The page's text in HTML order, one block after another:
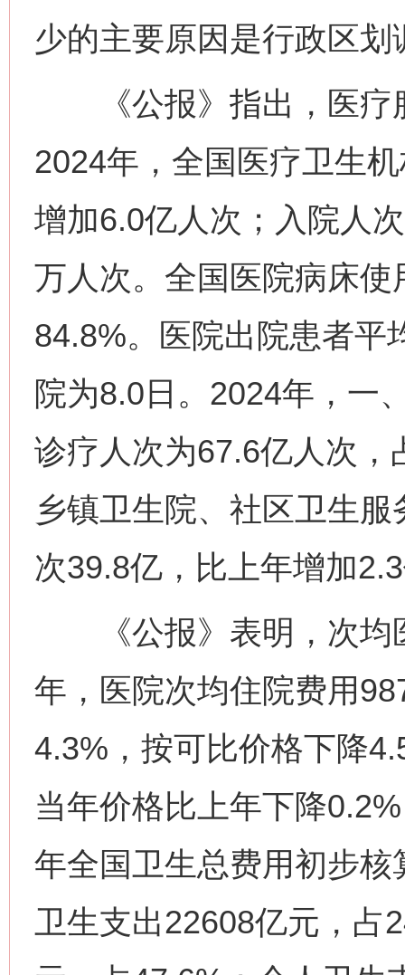
少的主要原因是行政区
《公报》指出，医疗
2024年，全国医疗卫生
增加6.0亿人次；入院人
万人次。全国医院病床
84.8%。医院出院患者平
院为8.0日。2024年，一
诊疗人次为67.6亿人次
乡镇卫生院、社区卫生
次39.8亿，比上年增加
《公报》表明，次均
年，医院次均住院费用
4.3%，按可比价格下降
当年价格比上年下降
年全国卫生总费用初步
卫生支出22608亿元，占